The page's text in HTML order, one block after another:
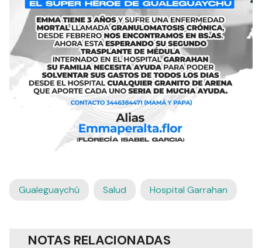
Gualeguaychú Salud Hospital Garrahan
NOTAS RELACIONADAS